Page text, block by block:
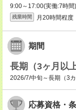
9:00～17:00(実働:7時
残業時間 月20時間程度
期間
長期（3ヶ月以上
2026/7/中旬～長期（3
応募資格・